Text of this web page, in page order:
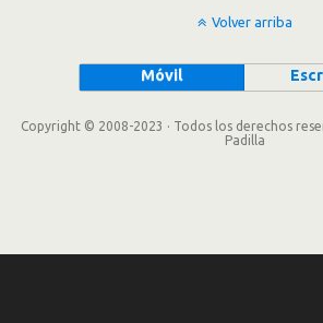
Volver arriba
Móvil
Copyright © 2008-2023 · Todos los derechos
Padilla